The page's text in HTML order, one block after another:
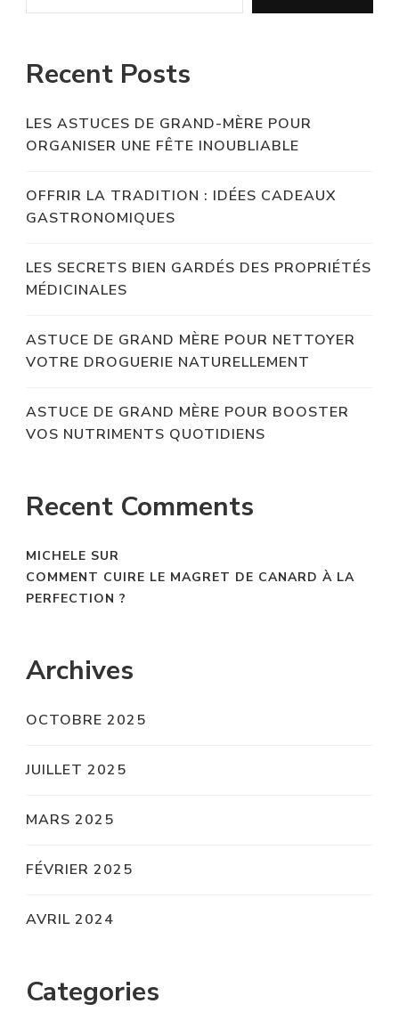
Recent Posts
LES ASTUCES DE GRAND-MÈRE POUR
ORGANISER UNE FÊTE INOUBLIABLE
OFFRIR LA TRADITION : IDÉES CADEAUX
GASTRONOMIQUES
LES SECRETS BIEN GARDÉS DES PROPRIÉTÉS
MÉDICINALES
ASTUCE DE GRAND MÈRE POUR NETTOYER
VOTRE DROGUERIE NATURELLEMENT
ASTUCE DE GRAND MÈRE POUR BOOSTER
VOS NUTRIMENTS QUOTIDIENS
Recent Comments
MICHELE SUR
COMMENT CUIRE LE MAGRET DE CANARD À LA
PERFECTION ?
Archives
OCTOBRE 2025
JUILLET 2025
MARS 2025
FÉVRIER 2025
AVRIL 2024
Categories